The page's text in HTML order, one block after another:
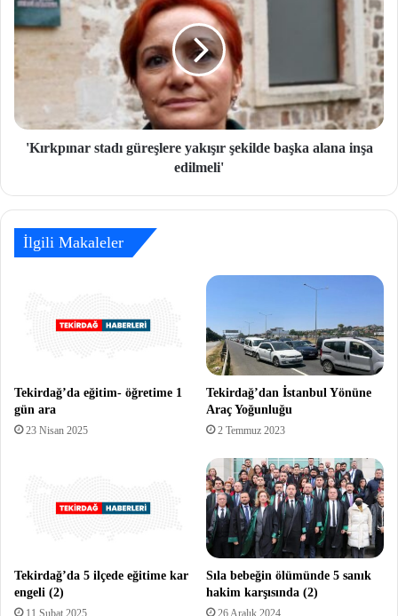
'Kırkpınar stadı güreşlere yakışır şekilde başka alana inşa
edilmeli'
İlgili Makaleler
Tekirdağ’da eğitim- öğretime 1
gün ara
23 Nisan 2025
Tekirdağ’dan İstanbul Yönüne
Araç Yoğunluğu
2 Temmuz 2023
Tekirdağ’da 5 ilçede eğitime kar
engeli (2)
11 Şubat 2025
Sıla bebeğin ölümünde 5 sanık
hakim karşısında (2)
26 Aralık 2024